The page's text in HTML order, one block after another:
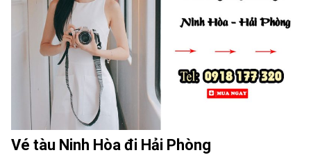
Vé tàu Ninh Hòa đi Hải Phòng